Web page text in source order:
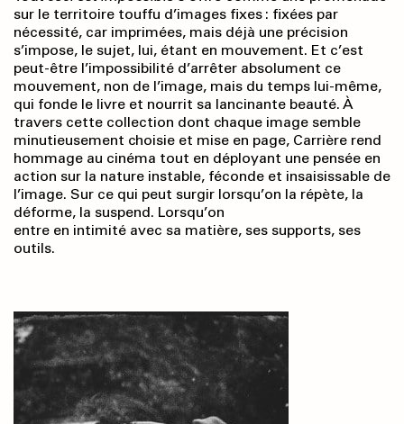
sur le territoire touffu d’images fixes : fixées par
nécessité, car imprimées, mais déjà une précision
s’impose, le sujet, lui, étant en mouvement. Et c’est
peut-être l’impossibilité d’arrêter absolument ce
mouvement, non de l’image, mais du temps lui-même,
qui fonde le livre et nourrit sa lancinante beauté. À
travers cette collection dont chaque image semble
minutieusement choisie et mise en page, Carrière rend
hommage au cinéma tout en déployant une pensée en
action sur la nature instable, féconde et insaisissable de
l’image. Sur ce qui peut surgir lorsqu’on la répète, la
déforme, la suspend. Lorsqu’on
entre en intimité avec sa matière, ses supports, ses
outils.